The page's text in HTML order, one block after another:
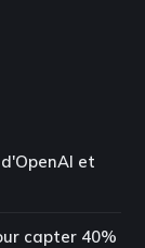
et
capter 40%